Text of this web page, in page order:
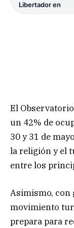
Libertador en
El
un 42% de
30 y 31 de
la religión y el
entre los
Asimismo, con
movimiento
prepara para